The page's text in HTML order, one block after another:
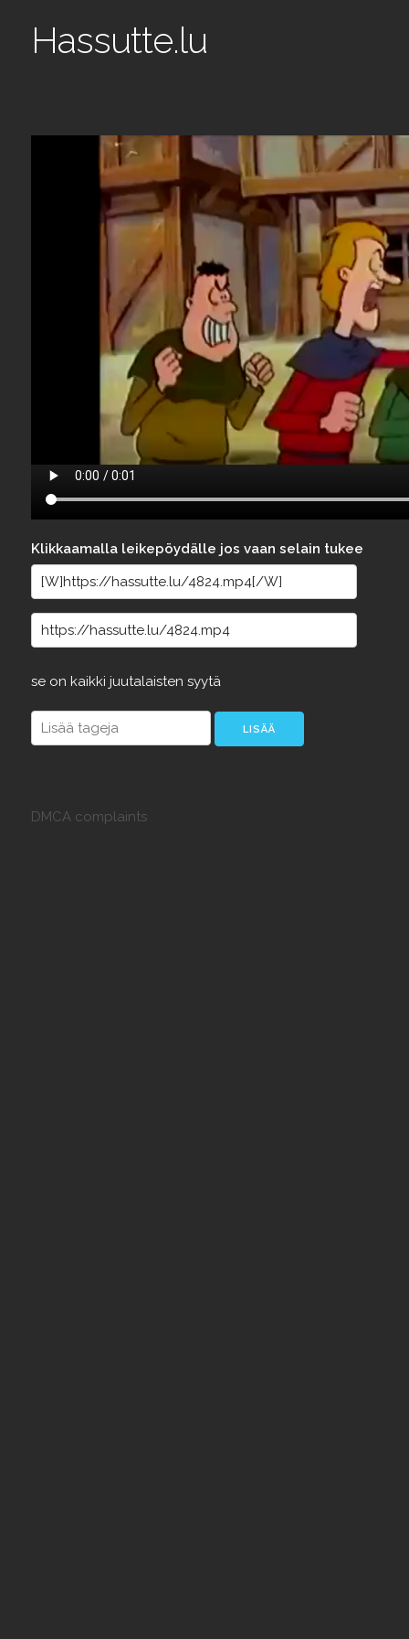
Hassutte.lu
Klikkaamalla leikepöydälle jos vaan selain tukee
se on kaikki juutalaisten syytä
DMCA complaints